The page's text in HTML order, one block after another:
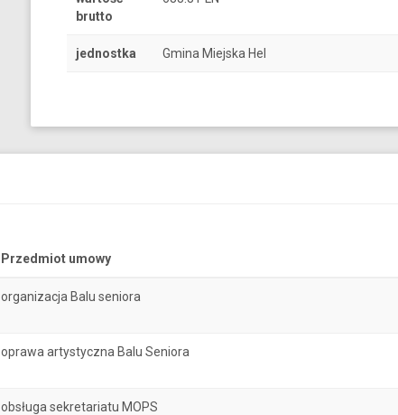
brutto
jednostka Gmina Miejska Hel
Przedmiot umowy
organizacja Balu seniora
oprawa artystyczna Balu Seniora
obsługa sekretariatu MOPS